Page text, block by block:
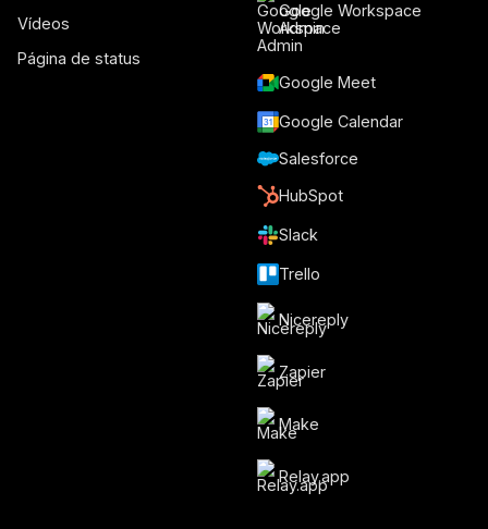
Vídeos
Página de status
Google Workspace
Admin
Google Meet
Google Calendar
Salesforce
HubSpot
Slack
Trello
Nicereply
Zapier
Make
Relay.app